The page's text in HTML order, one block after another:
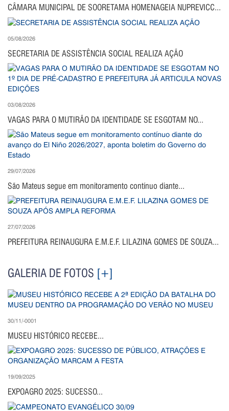
CÂMARA MUNICIPAL DE SOORETAMA HOMENAGEIA NUPREVICC...
05/08/2026
SECRETARIA DE ASSISTÊNCIA SOCIAL REALIZA AÇÃO
03/08/2026
VAGAS PARA O MUTIRÃO DA IDENTIDADE SE ESGOTAM NO...
29/07/2026
São Mateus segue em monitoramento contínuo diante...
27/07/2026
PREFEITURA REINAUGURA E.M.E.F. LILAZINA GOMES DE SOUZA...
GALERIA DE FOTOS [+]
30/11/-0001
MUSEU HISTÓRICO RECEBE...
19/09/2025
EXPOAGRO 2025: SUCESSO...